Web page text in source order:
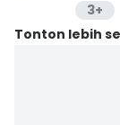
3+
Editor
Tonton lebih